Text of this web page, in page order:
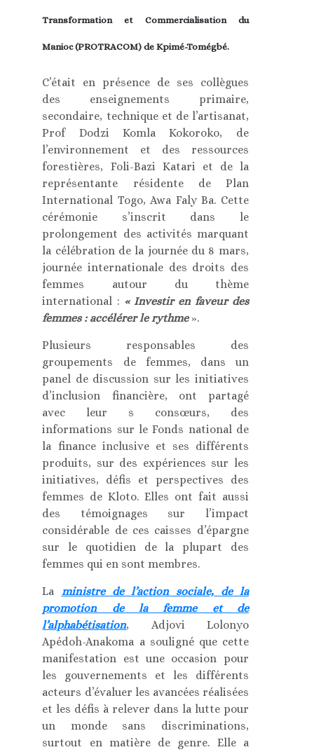
Transformation et Commercialisation du
Manioc (PROTRACOM) de Kpimé-Tomégbé.
C’était en présence de ses collègues
des enseignements primaire,
secondaire, technique et de l’artisanat,
Prof Dodzi Komla Kokoroko, de
l’environnement et des ressources
forestières, Foli-Bazi Katari et de la
représentante résidente de Plan
International Togo, Awa Faly Ba. Cette
cérémonie s’inscrit dans le
prolongement des activités marquant
la célébration de la journée du 8 mars,
journée internationale des droits des
femmes autour du thème
international : « Investir en faveur des
femmes : accélérer le rythme».
Plusieurs responsables des
groupements de femmes, dans un
panel de discussion sur les initiatives
d’inclusion financière, ont partagé
avec leur s consœurs, des
informations sur le Fonds national de
la finance inclusive et ses différents
produits, sur des expériences sur les
initiatives, défis et perspectives des
femmes de Kloto. Elles ont fait aussi
des témoignages sur l’impact
considérable de ces caisses d’épargne
sur le quotidien de la plupart des
femmes qui en sont membres.
La ministre de l’action sociale, de la
promotion de la femme et de
l’alphabétisation, Adjovi Lolonyo
Apédoh-Anakoma a souligné que cette
manifestation est une occasion pour
les gouvernements et les différents
acteurs d’évaluer les avancées réalisées
et les défis à relever dans la lutte pour
un monde sans discriminations,
surtout en matière de genre. Elle a